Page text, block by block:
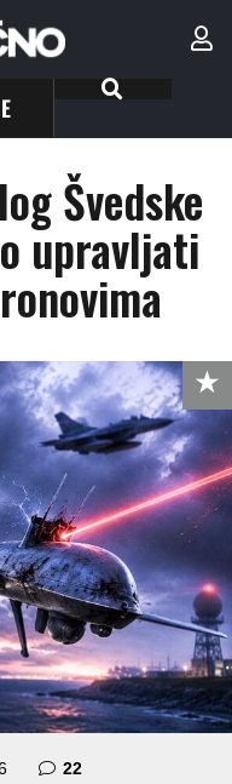
Švedske
upravljati
22komentara